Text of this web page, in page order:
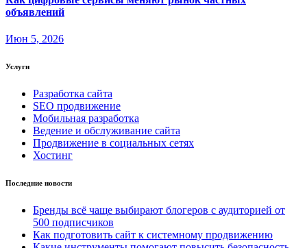
объявлений
Июн 5, 2026
Услуги
Разработка сайта
SEO продвижение
Мобильная разработка
Ведение и обслуживание сайта
Продвижение в социальных сетях
Хостинг
Последние новости
Бренды всё чаще выбирают блогеров с аудиторией от
500 подписчиков
Как подготовить сайт к системному продвижению